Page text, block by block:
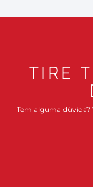
TIRE
Tem alguma dúvida?